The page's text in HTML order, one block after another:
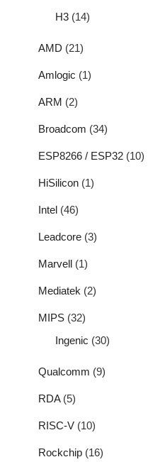
H3 (14)
AMD (21)
Amlogic (1)
ARM (2)
Broadcom (34)
ESP8266 / ESP32 (10)
HiSilicon (1)
Intel (46)
Leadcore (3)
Marvell (1)
Mediatek (2)
MIPS (32)
Ingenic (30)
Qualcomm (9)
RDA(5)
RISC-V (10)
Rockchip (16)